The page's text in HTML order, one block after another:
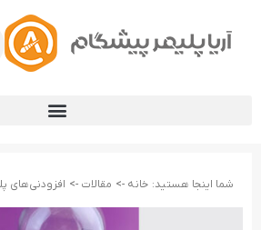
شما اینجا هستید: خانه -> مقالات -> افزودنی‌های